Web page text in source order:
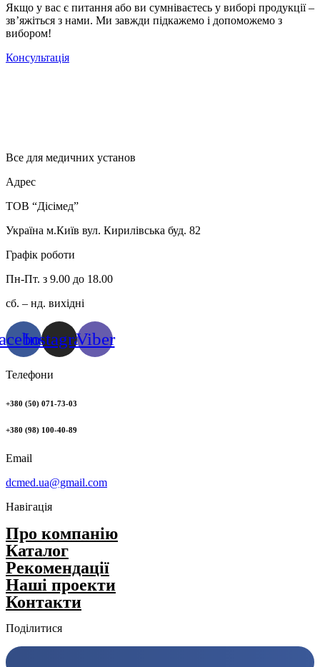
Якщо у вас є питання або ви сумніваєтесь у виборі продукції –
зв’яжіться з нами. Ми завжди підкажемо і допоможемо з
вибором!
Консультація
Все для медичних установ
Адрес
ТОВ “Дісімед”
Україна м.Київ вул. Кирилівська буд. 82
Графік роботи
Пн-Пт. з 9.00 до 18.00
сб. – нд. вихідні
InstagramViber
Телефони
+380 (50) 071-73-03
+380 (98) 100-40-89
Email
dcmed.ua@gmail.com
Навігація
Про компанію
Каталог
Рекомендації
Нашi проекти
Контакти
Поділитися